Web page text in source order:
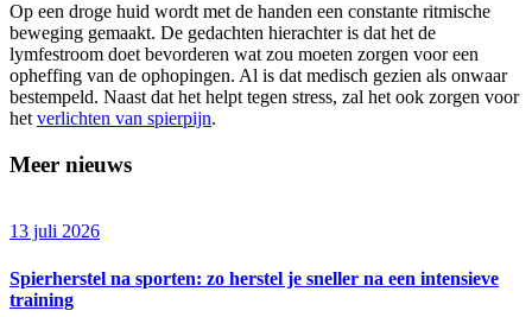
Op een droge huid wordt met de handen een constante ritmische
beweging gemaakt. De gedachten hierachter is dat het de
lymfestroom doet bevorderen wat zou moeten zorgen voor een
opheffing van de ophopingen. Al is dat medisch gezien als onwaar
bestempeld. Naast dat het helpt tegen stress, zal het ook zorgen voor
het verlichten van spierpijn.
Meer nieuws
13 juli 2026
Spierherstel na sporten: zo herstel je sneller na een intensieve
training